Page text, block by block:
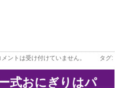
メントは受け付けていません。 タグ:
式おにぎりはパ